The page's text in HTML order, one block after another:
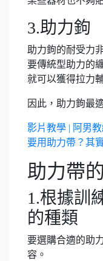
3.助力鉤
助力鉤的耐受力
要傳統型助力的
就可以獲得拉力
因此，助力鉤最
影片教學 | 阿男
要用助力帶？其
助力帶
1.根據訓
的種類
要選購合適的助
容。